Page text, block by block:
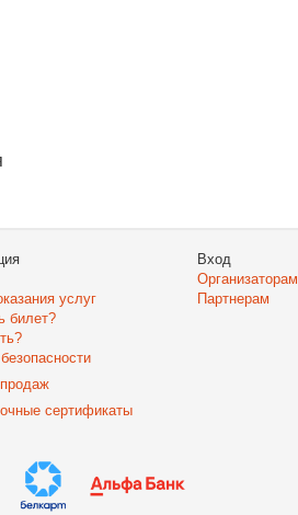
услуг
билет?
сертификаты
Вход
Организаторам
Партнерам